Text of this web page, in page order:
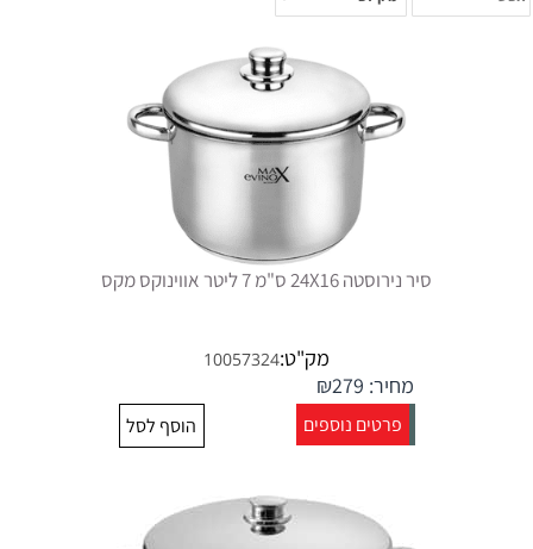
סיר נירוסטה 24X16 ס"מ 7 ליטר אווינוקס מקס
מק"ט:10057324
מחיר: ₪279
פרטים נוספים הוסף לסל